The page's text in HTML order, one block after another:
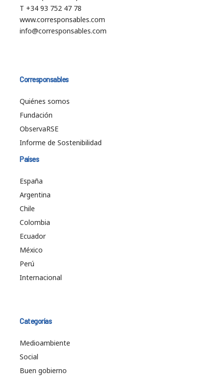
T +34 93 752 47 78
www.corresponsables.com
info@corresponsables.com
Corresponsables
Quiénes somos
Fundación
ObservaRSE
Informe de Sostenibilidad
Países
España
Argentina
Chile
Colombia
Ecuador
México
Perú
Internacional
Categorías
Medioambiente
Social
Buen gobierno